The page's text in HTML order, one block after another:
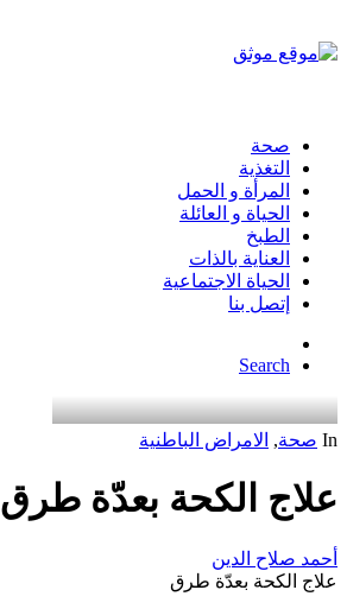
صحة
التغذية
المرأة و الحمل
الحياة و العائلة
الطبخ
العناية بالذات
الحياة الاجتماعية
إتصل بنا
Search
In صحة, الامراض الباطنية
علاج الكحة بعدّة طرق
أحمد صلاح الدين
علاج الكحة بعدّة طرق